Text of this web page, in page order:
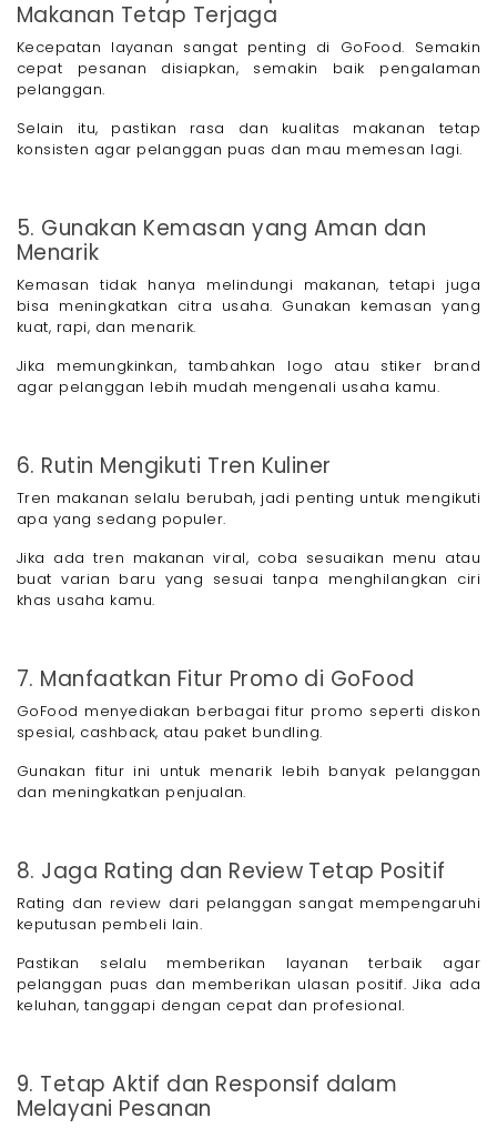
Makanan Tetap Terjaga
Kecepatan layanan sangat penting di GoFood. Semakin
cepat pesanan disiapkan, semakin baik pengalaman
pelanggan.
Selain itu, pastikan rasa dan kualitas makanan tetap
konsisten agar pelanggan puas dan mau memesan lagi.
5. Gunakan Kemasan yang Aman dan
Menarik
Kemasan tidak hanya melindungi makanan, tetapi juga
bisa meningkatkan citra usaha. Gunakan kemasan yang
kuat, rapi, dan menarik.
Jika memungkinkan, tambahkan logo atau stiker brand
agar pelanggan lebih mudah mengenali usaha kamu.
6. Rutin Mengikuti Tren Kuliner
Tren makanan selalu berubah, jadi penting untuk mengikuti
apa yang sedang populer.
Jika ada tren makanan viral, coba sesuaikan menu atau
buat varian baru yang sesuai tanpa menghilangkan ciri
khas usaha kamu.
7. Manfaatkan Fitur Promo di GoFood
GoFood menyediakan berbagai fitur promo seperti diskon
spesial, cashback, atau paket bundling.
Gunakan fitur ini untuk menarik lebih banyak pelanggan
dan meningkatkan penjualan.
8. Jaga Rating dan Review Tetap Positif
Rating dan review dari pelanggan sangat mempengaruhi
keputusan pembeli lain.
Pastikan selalu memberikan layanan terbaik agar
pelanggan puas dan memberikan ulasan positif. Jika ada
keluhan, tanggapi dengan cepat dan profesional.
9. Tetap Aktif dan Responsif dalam
Melayani Pesanan